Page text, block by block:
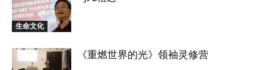
生命文化
《重燃世界的光》领袖灵修营